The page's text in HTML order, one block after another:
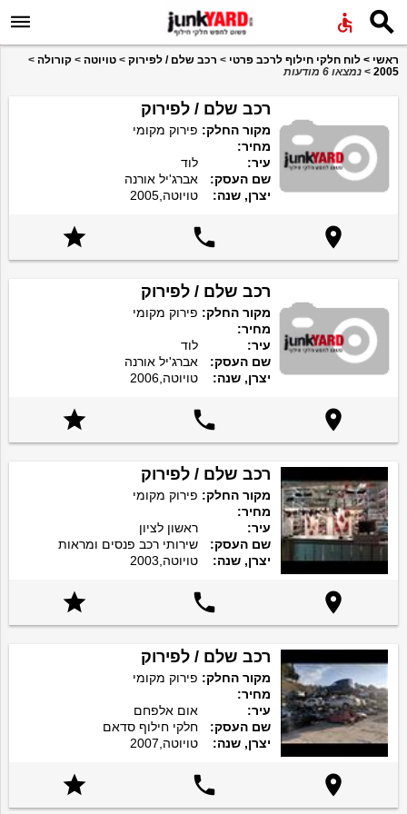
 
ראשי > לוח חלקי חילוף לרכב פרטי > רכב שלם / לפירוק > טויוטה > קורולה >
2005
> נמצאו 6 מודעות
רכב שלם / לפירוק
מקור החלק: פירוק מקומי
מחיר:
עיר:
לוד
שם העסק:
אברג'יל אורנה
יצרן, שנה:
טויוטה,2005



רכב שלם / לפירוק
מקור החלק: פירוק מקומי
מחיר:
עיר:
לוד
שם העסק:
אברג'יל אורנה
יצרן, שנה:
טויוטה,2006



רכב שלם / לפירוק
מקור החלק: פירוק מקומי
מחיר:
עיר:
ראשון לציון
שם העסק:
שירותי רכב פנסים ומראות
יצרן, שנה:
טויוטה,2003



רכב שלם / לפירוק
מקור החלק: פירוק מקומי
מחיר:
עיר:
אום אלפחם
שם העסק:
חלקי חילוף סדאם
יצרן, שנה:
טויוטה,2007


